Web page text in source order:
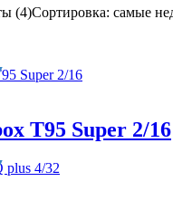
(4)Сортировка: самые
T95 Super 2/16